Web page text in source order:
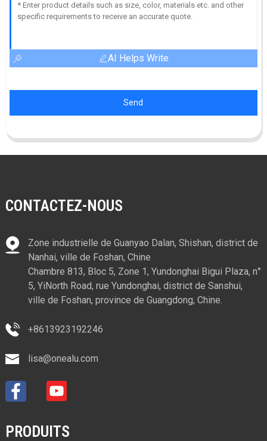
AI Helps Write
Send
CONTACTEZ-NOUS
Zone industrielle de Guanyao Dalan, Shishan, district de
Nanhai, ville de Foshan, Chine
Chambre 813, Bloc 5, Zone 1, Yundonghai Bigui Plaza, n°
5, YiNorth Road, rue Yundonghai, district de Sanshui,
ville de Foshan, province de Guangdong, Chine.
+8613923192246
lisa@onealu.com
PRODUITS